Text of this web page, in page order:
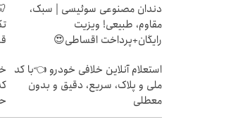
دندان مصنوعی سوئیسی | سبک،
مقاوم، طبیعی! ویزیت
رایگان+پرداخت اقساطی😍
استعلام آنلاین خلافی خودرو 👈با کد
ملی و پلاک، سریع، دقیق و بدون
معطلی